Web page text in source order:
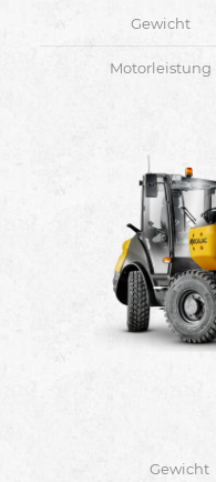
Gewicht
Motorleistung
Gewicht